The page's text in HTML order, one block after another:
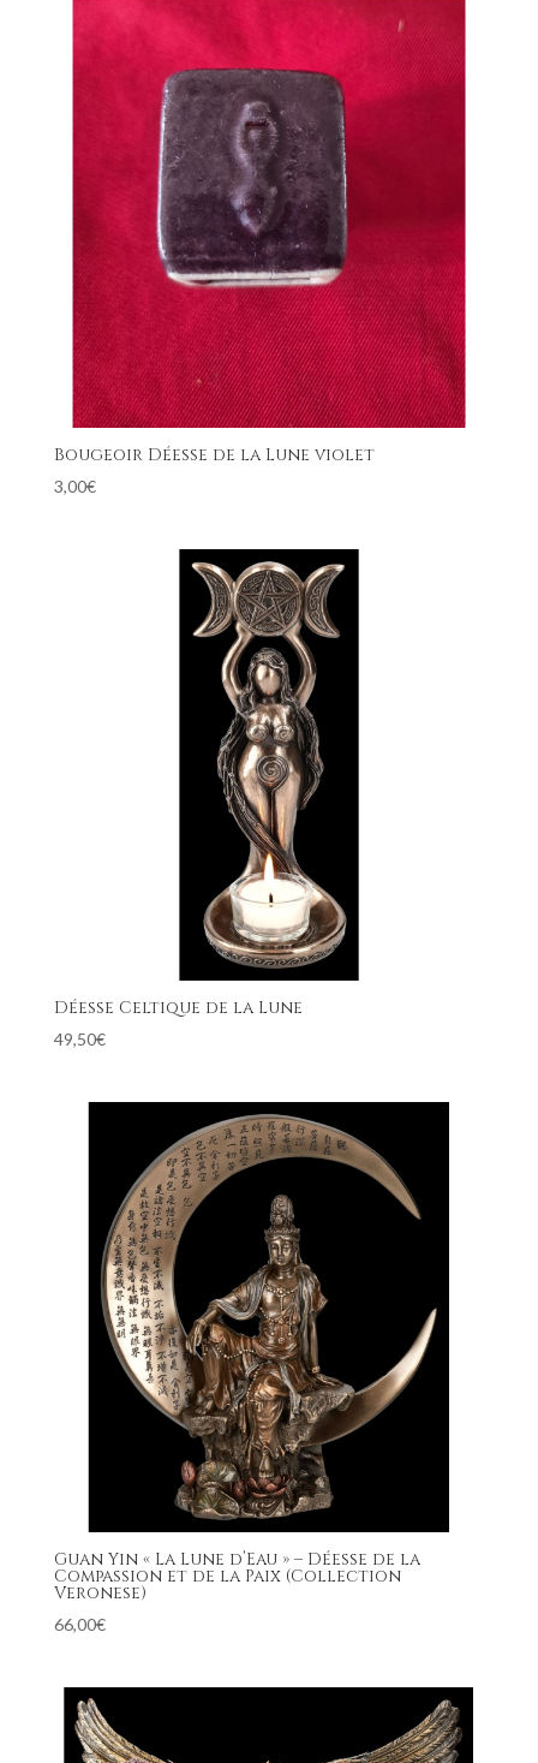
Bougeoir Déesse de la Lune violet
3,00€
Déesse Celtique de la Lune
49,50€
Guan Yin « La Lune d’Eau » – Déesse de la
Compassion et de la Paix (Collection
Veronese)
66,00€